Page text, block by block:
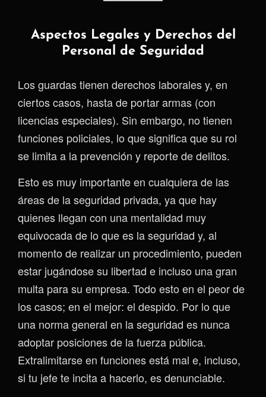
Aspectos Legales y Derechos del
Personal de Seguridad
Los guardas tienen derechos laborales y, en
ciertos casos, hasta de portar armas (con
licencias especiales). Sin embargo, no tienen
funciones policiales, lo que significa que su rol
se limita a la prevención y reporte de delitos.
Esto es muy importante en cualquiera de las
áreas de la seguridad privada, ya que hay
quienes llegan con una mentalidad muy
equivocada de lo que es la seguridad y, al
momento de realizar un procedimiento, pueden
estar jugándose su libertad e incluso una gran
multa para su empresa. Todo esto en el peor de
los casos; en el mejor: el despido. Por lo que
una norma general en la seguridad es nunca
adoptar posiciones de la fuerza pública.
Extralimitarse en funciones está mal e, incluso,
si tu jefe te incita a hacerlo, es denunciable.